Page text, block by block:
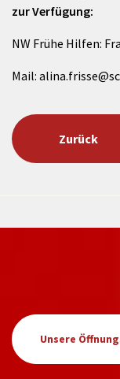
zur Verfügung:
NW Frühe Hilfen:
Mail:
Zurück
Unsere